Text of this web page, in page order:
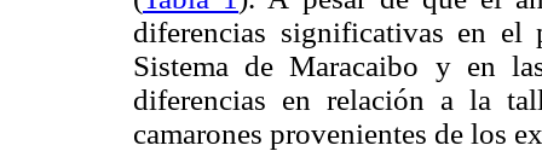
diferencias significativas en el
Sistema de Maracaibo y en
diferencias en relación a la
camarones provenientes de los